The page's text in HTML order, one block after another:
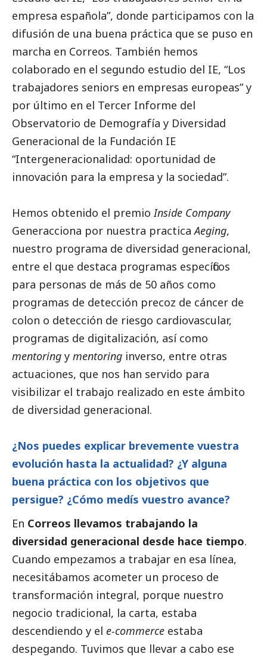
empresa española”, donde participamos con la
difusión de una buena práctica que se puso en
marcha en Correos. También hemos
colaborado en el segundo estudio del IE, “Los
trabajadores seniors en empresas europeas” y
por último en el Tercer Informe del
Observatorio de Demografía y Diversidad
Generacional de la Fundación IE
“Intergeneracionalidad: oportunidad de
innovación para la empresa y la sociedad”.
Hemos obtenido el premioInside Company
Generacciona por nuestra practicaAeging,
nuestro programa de diversidad generacional,
entre el que destaca programas específicos
para personas de más de 50 años como
programas de detección precoz de cáncer de
colon o detección de riesgo cardiovascular,
programas de digitalización, así como
mentoring y mentoring inverso, entre otras
actuaciones, que nos han servido para
visibilizar el trabajo realizado en este ámbito
de diversidad generacional.
¿Nos puedes explicar brevemente vuestra
evolución hasta la actualidad? ¿Y alguna
buena práctica con los objetivos que
persigue? ¿Cómo medís vuestro avance?
En Correos llevamos trabajando la
diversidad generacional desde hace tiempo.
Cuando empezamos a trabajar en esa línea,
necesitábamos acometer un proceso de
transformación integral, porque nuestro
negocio tradicional, la carta, estaba
descendiendo y el e-commerce estaba
despegando. Tuvimos que llevar a cabo ese